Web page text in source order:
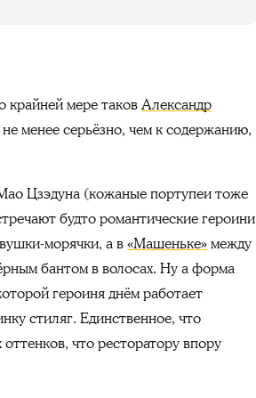
крайней мере таковАлександр
менее серьёзно, чем к содержанию,
Цзэдуна (кожаные портупеи тоже
будто романтические героини
морячки, а в«Машеньке»между
бантом в волосах. Ну а форма
героиня днём работает
стиляг. Единственное, что
что ресторатору впору